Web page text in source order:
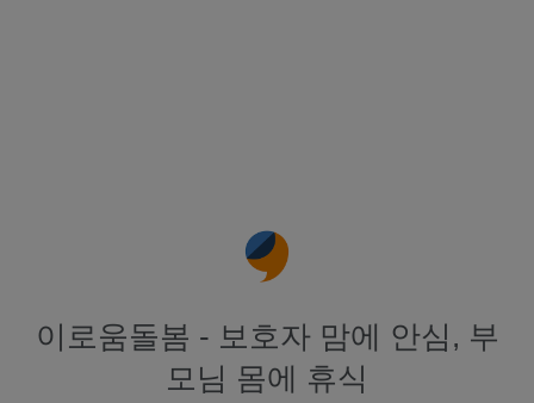
이로움돌봄 - 보호자 맘에 안심, 부
모님 몸에 휴식